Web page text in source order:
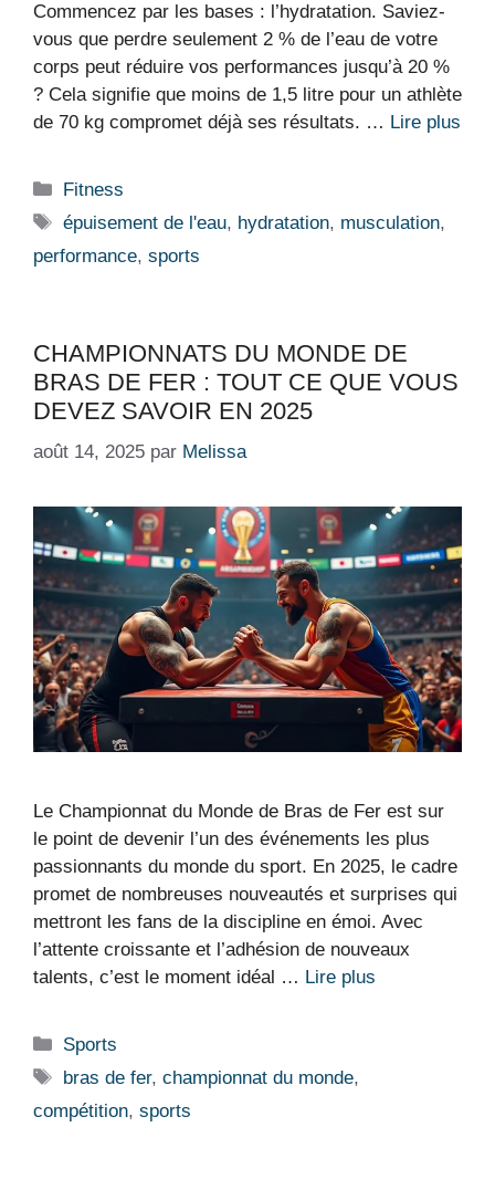
Commencez par les bases : l’hydratation. Saviez-
vous que perdre seulement 2 % de l’eau de votre
corps peut réduire vos performances jusqu’à 20 %
? Cela signifie que moins de 1,5 litre pour un athlète
de 70 kg compromet déjà ses résultats. … Lire plus
Catégories
Fitness
Étiquettes
épuisement de l'eau, hydratation, musculation,
performance, sports
CHAMPIONNATS DU MONDE DE
BRAS DE FER : TOUT CE QUE VOUS
DEVEZ SAVOIR EN 2025
août 14, 2025 par Melissa
Le Championnat du Monde de Bras de Fer est sur
le point de devenir l’un des événements les plus
passionnants du monde du sport. En 2025, le cadre
promet de nombreuses nouveautés et surprises qui
mettront les fans de la discipline en émoi. Avec
l’attente croissante et l’adhésion de nouveaux
talents, c’est le moment idéal … Lire plus
Catégories
Sports
Étiquettes
bras de fer,championnat du monde,
compétition, sports